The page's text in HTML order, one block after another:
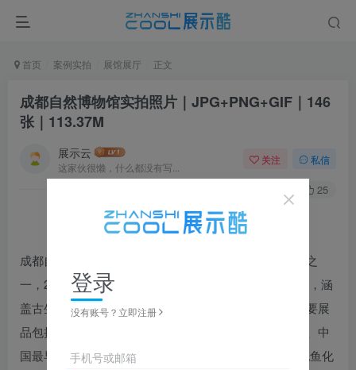
首页 案例实拍 展馆展厅 正文
成都自然博物馆实拍照片｜JPG+PNG+GIF｜146
张｜113.37M
展示云
这家伙很懒，什么都没有写...
关注 私信
25
成都自然博物馆是中国西南地区规模最大的自然博物馆之
一，2022年11月开馆试运行。博物馆藏品总数
，涵
盖古生物化石、岩石、矿物、矿产和宝玉石等类别，重要展
品包括亚洲最大的完整恐龙化石——合川马门溪龙化石、中
国最早有文字记载的铁陨石以及距今1.5亿年前的侏罗纪鱼化
登录
没有账号？立即注册
手机号或邮箱